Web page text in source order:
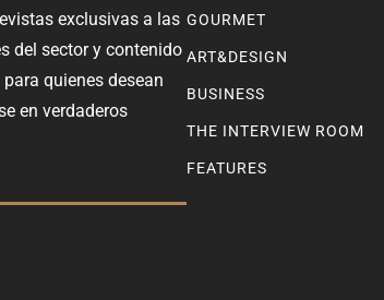
exclusivas a las
del sector y contenido
quienes desean
en verdaderos
GOURMET
ART&DESIGN
BUSINESS
THE INTERVIEW ROOM
FEATURES